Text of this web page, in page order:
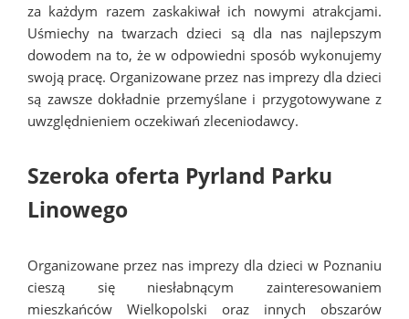
za każdym razem zaskakiwał ich nowymi atrakcjami.
Uśmiechy na twarzach dzieci są dla nas najlepszym
dowodem na to, że w odpowiedni sposób wykonujemy
swoją pracę. Organizowane przez nas imprezy dla dzieci
są zawsze dokładnie przemyślane i przygotowywane z
uwzględnieniem oczekiwań zleceniodawcy.
Szeroka oferta Pyrland Parku
Linowego
Organizowane przez nas imprezy dla dzieci w Poznaniu
cieszą się niesłabnącym zainteresowaniem
mieszkańców Wielkopolski oraz innych obszarów